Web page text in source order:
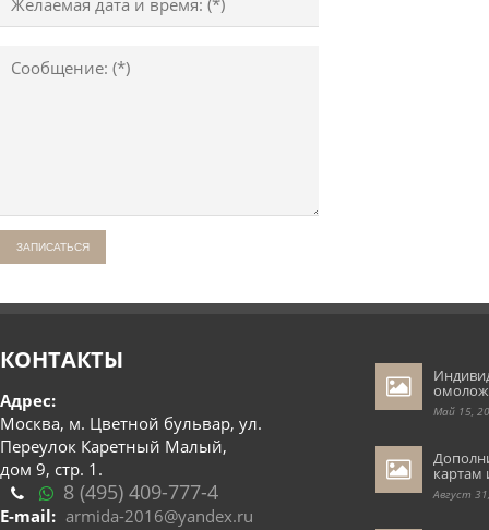
КОНТАКТЫ
Адрес:
Москва, м. Цветной бульвар, ул.
Переулок Каретный Малый,
дом 9, стр. 1.
8 (495) 409-777-4
E-mail: armida-2016@yandex.ru
Май 15,
картам
Август